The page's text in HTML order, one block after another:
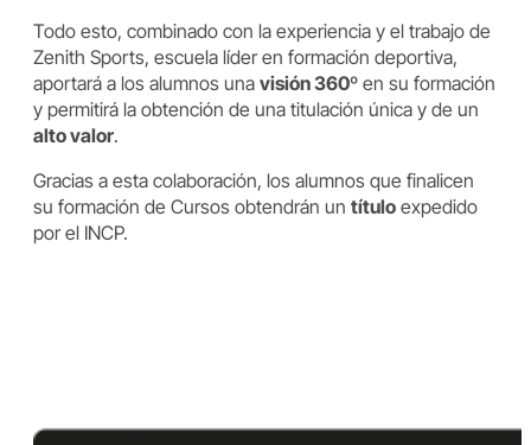
Todo esto, combinado con la experiencia y el trabajo de
Zenith Sports, escuela líder en formación deportiva,
aportará a los alumnos una visión 360º en su formación
y permitirá la obtención de una titulación única y de un
alto valor.
Gracias a esta colaboración, los alumnos que finalicen
su formación de Cursos obtendrán un título expedido
por el INCP.